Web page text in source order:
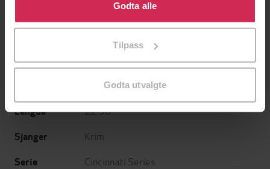
bruke cookies for alle disse formålene. Du kan også
tilpasse ditt samtykke til spesifikke formål ved å klikke
Godta alle
Tilpass
Godta utvalgte
Forfattere Karen Rose(forfatter),Susie James
Forlag Headline
06.11.2014
Lengde 22:58
Sjanger Krim
Serie Cincinnati Series